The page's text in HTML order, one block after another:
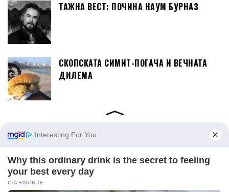
ТАЖНА ВЕСТ: ПОЧИНА НАУМ БУРНАЗ
СКОПСКАТА СИМИТ-ПОГАЧА И ВЕЧНАТА
ДИЛЕМА